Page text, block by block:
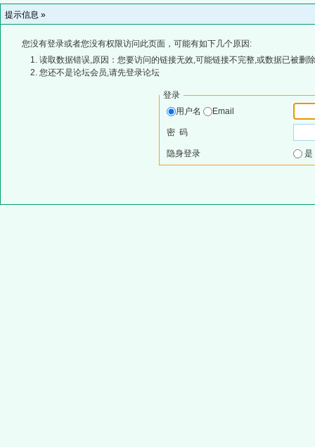
提示信息 »
您没有登录或者您没有权限访问此页面，可能有如下几个原因:
读取数据错误,原因：您要访问的链接无效,可能链接不完整,或数据已被删
您还不是论坛会员,请先登录论坛
登录
用户名
Email
密 码
隐身登录